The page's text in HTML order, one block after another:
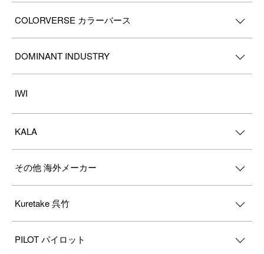
COLORVERSE カラーバース
DOMINANT INDUSTRY
IWI
KALA
その他 海外メーカー
Kuretake 呉竹
PILOT パイロット